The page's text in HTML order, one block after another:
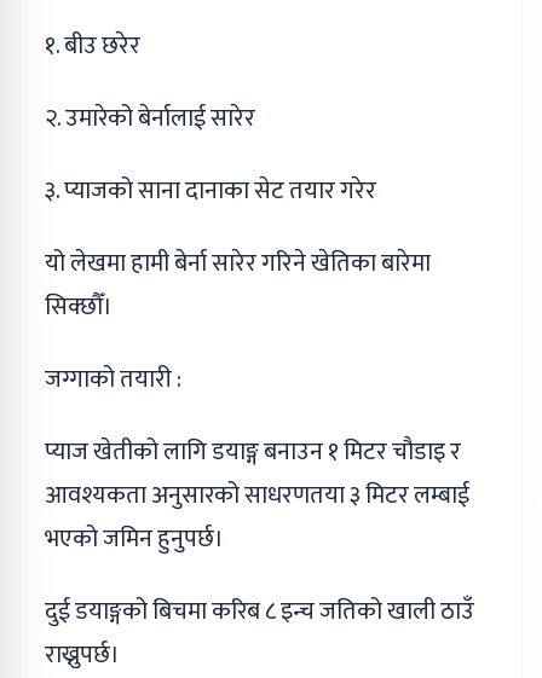
१. बीउ छरेर
२. उमारेको बेर्नालाई सारेर
३. प्याजको साना दानाका सेट तयार गरेर
यो लेखमा हामी बेर्ना सारेर गरिने खेतिका बारेमा
सिक्छौँ।
जग्गाको तयारी :
प्याज खेतीको लागि डयाङ्ग बनाउन १ मिटर चौडाइ र
आवश्यकता अनुसारको साधरणतया ३ मिटर लम्बाई
भएको जमिन हुनुपर्छ।
दुई डयाङ्गको बिचमा करिब ८ इन्च जतिको खाली ठाउँ
राख्नुपर्छ।